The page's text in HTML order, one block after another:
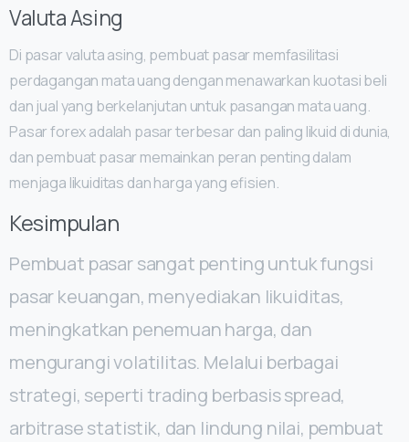
Valuta Asing
Di pasar valuta asing, pembuat pasar memfasilitasi
perdagangan mata uang dengan menawarkan kuotasi beli
dan jual yang berkelanjutan untuk pasangan mata uang.
Pasar forex adalah pasar terbesar dan paling likuid di dunia,
dan pembuat pasar memainkan peran penting dalam
menjaga likuiditas dan harga yang efisien.
Kesimpulan
Pembuat pasar sangat penting untuk fungsi
pasar keuangan, menyediakan likuiditas,
meningkatkan penemuan harga, dan
mengurangi volatilitas. Melalui berbagai
strategi, seperti trading berbasis spread,
arbitrase statistik, dan lindung nilai, pembuat